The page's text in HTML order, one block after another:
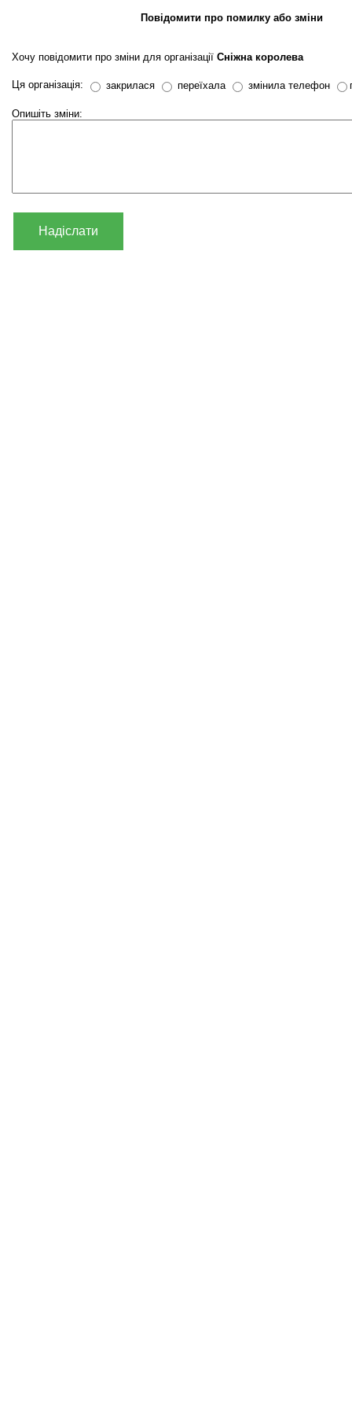
Повідомити про помилку або зміни
Хочу повідомити про зміни для організації Сніжна королева
Ця організація: закрилася переїхала змінила телефон
Опишіть зміни:
Надіслати